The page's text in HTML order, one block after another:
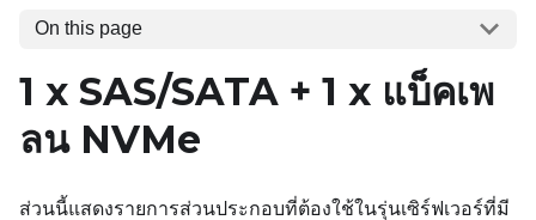
On this page
1 x SAS/SATA + 1 x แบ็คเพ
ลน NVMe
ส่วนนี้แสดงรายการส่วนประกอบที่ต้องใช้ในรุ่นเซิร์ฟเวอร์ที่มี